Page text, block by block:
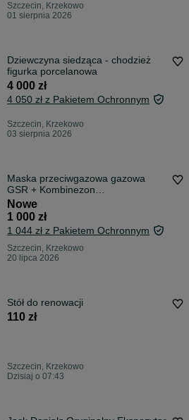
Szczecin, Krzekowo
01 sierpnia 2026
Dziewczyna siedząca - chodzież
figurka porcelanowa
4 000 zł
4 050 zł z Pakietem Ochronnym
Szczecin, Krzekowo
03 sierpnia 2026
Maska przeciwgazowa gazowa
GSR + Kombinezon
przeciwchemiczny CBRN
Nowe
1 000 zł
1 044 zł z Pakietem Ochronnym
Szczecin, Krzekowo
20 lipca 2026
Stół do renowacji
110 zł
Szczecin, Krzekowo
Dzisiaj o 07:43